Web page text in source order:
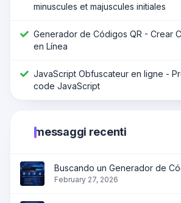
minuscules et majuscules initiales
Generador de Códigos QR - Crear
en Línea
JavaScript Obfuscateur en ligne -
code JavaScript
messaggi recenti
Buscando un Generador de
February 27, 2026